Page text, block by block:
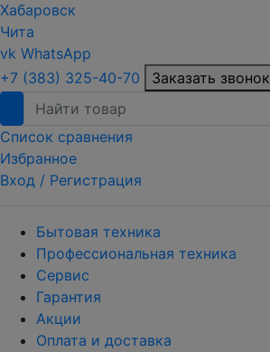
Хабаровск
Чита
vk WhatsApp
+7 (383) 325-40-70
Заказать звонок
Список сравнения
Избранное
Вход / Регистрация
Бытовая техника
Профессиональная техника
Сервис
Гарантия
Акции
Оплата и доставка